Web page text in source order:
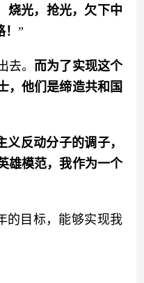
烧光，抢光，欠下中
”
。 而为了实现这个
，他们是缔造共和国
反动分子的调子，
雄模范，我作为一个
目标，能够实现我